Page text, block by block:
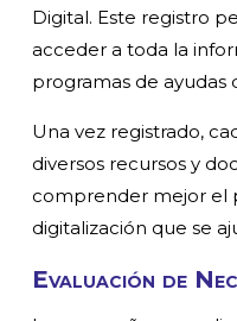
Digital. Este registro
acceder a toda la
programas de ayudas
Una vez registrado,
diversos recursos y
comprender mejor el
digitalización que se
Evaluación de